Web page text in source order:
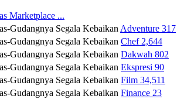
Marketplace ...
Adventure 317
Chef 2,644
Dakwah 802
Ekspresi 90
Film 34,511
Finance 23